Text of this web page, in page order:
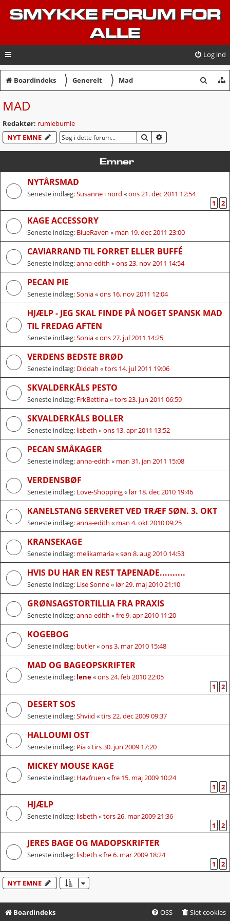
SMYKKE FORUM FOR
ALLE
Log ind
Boardindeks 〉 Generelt 〉 Mad
MAD
Redaktør: rumlebumle
NYT EMNE
SØG
Emner
NYTÅRSMAD
Seneste indlæg:Susanne i nord «ons 21. dec 2011 12:54
1
2
KAGE ACCESSORY
Seneste indlæg: BlueRaven « man 19. dec 2011 23:00
CAVIARRAND TIL FORRET ELLER BUFFÉ
Seneste indlæg:anna-edith «ons 23. nov 2011 14:54
PECAN PIE
Seneste indlæg:Sonia«ons 16. nov 2011 12:04
HJÆLP - JEG SKAL FINDE PÅ NOGET SPANSK MAD
TIL FREDAG AFTEN
Seneste indlæg:Sonia«ons 27. jul 2011 14:25
VERDENS BEDSTE BRØD
Seneste indlæg: Diddah «tors 14. jul 2011 19:06
SKVALDERKÅLS PESTO
Seneste indlæg: FrkBettina«tors 23. jun 2011 06:59
SKVALDERKÅLS BOLLER
Seneste indlæg: lisbeth «ons 13. apr 2011 13:52
PECAN SMÅKAGER
Seneste indlæg:anna-edith « man 31. jan 2011 15:08
VERDENSBØF
Seneste indlæg: Love-Shopping« lør 18. dec 2010 19:46
KANELSTANG SERVERET VED TRÆF SØN. 3. OKT
Seneste indlæg:anna-edith « man 4. okt 2010 09:25
KRANSEKAGE
Seneste indlæg: melikamaria«søn 8. aug 2010 14:53
HVIS DU HAR EN REST TAPENADE..........
Seneste indlæg: Lise Sonne« lør 29. maj 2010 21:10
GRØNSAGSTORTILLIA FRA PRAXIS
Seneste indlæg:anna-edith «fre 9. apr 2010 11:20
KOGEBOG
Seneste indlæg: butler«ons 3. mar 2010 15:48
MAD OG BAGEOPSKRIFTER
Seneste indlæg: lene«ons 24. feb 2010 22:05
1
2
DESERT SOS
Seneste indlæg:Shviid «tirs 22. dec 2009 09:37
HALLOUMI OST
Seneste indlæg: Pia«tirs 30. jun 2009 17:20
MICKEY MOUSE KAGE
Seneste indlæg: Havfruen «fre 15. maj 2009 10:24
1
2
HJÆLP
Seneste indlæg: lisbeth «tors 26. mar 2009 21:36
1
2
JERES BAGE OG MADOPSKRIFTER
Seneste indlæg: lisbeth «fre 6. mar 2009 18:24
1
2
NYT EMNE
Boardindeks Slet cookies
OSS